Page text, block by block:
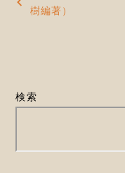
稿
ゲ
樹編著）
検索